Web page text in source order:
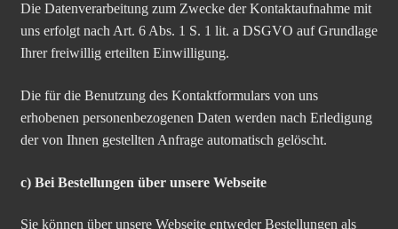
Die Datenverarbeitung zum Zwecke der Kontaktaufnahme mit
uns erfolgt nach Art. 6 Abs. 1 S. 1 lit. a DSGVO auf Grundlage
Ihrer freiwillig erteilten Einwilligung.
Die für die Benutzung des Kontaktformulars von uns
erhobenen personenbezogenen Daten werden nach Erledigung
der von Ihnen gestellten Anfrage automatisch gelöscht.
c) Bei Bestellungen über unsere Webseite
Sie können über unsere Webseite entweder Bestellungen als